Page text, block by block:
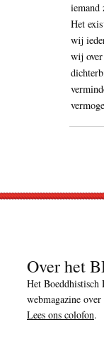
iemand
Het
wij
wij
Over het
Het
webmagazine over
Lees ons colofon.